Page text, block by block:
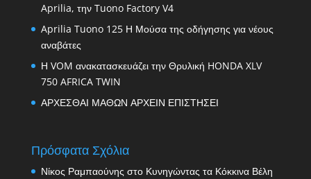
Aprilia, την Tuono Factory V4
Aprilia Tuono 125 Η Μούσα της οδήγησης για νέους
αναβάτες
Η VOM ανακατασκευάζει την Θρυλική HONDA XLV
750 AFRICA TWIN
ΑΡΧΕΣΘΑΙ ΜΑΘΩΝ ΑΡΧΕΙΝ ΕΠΙΣΤΗΣΕΙ
Πρόσφατα Σχόλια
Νίκος Ραμπαούνης στο Κυνηγώντας τα Κόκκινα Βέλη